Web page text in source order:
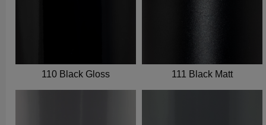
110 Black Gloss 111 Black Matt